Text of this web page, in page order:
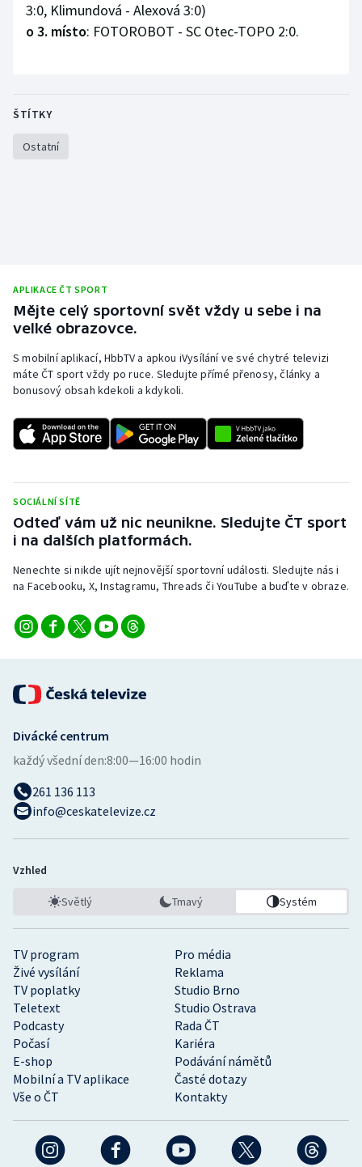
Short track
Ostatní
3:0, Klimundová - Alexová 3:0)
o 3. místo: FOTOROBOT - SC Otec-TOPO 2:0.
ŠTÍTKY
Ostatní
APLIKACE ČT SPORT
Mějte celý sportovní svět vždy u sebe i na
velké obrazovce.
S mobilní aplikací, HbbTV a apkou iVysílání ve své chytré televizi
máte ČT sport vždy po ruce. Sledujte přímé přenosy, články a
bonusový obsah kdekoli a kdykoli.
SOCIÁLNÍ SÍTĚ
Odteď vám už nic neunikne. Sledujte ČT sport
i na dalších platformách.
Nenechte si nikde ujít nejnovější sportovní události. Sledujte nás i
na Facebooku, X, Instagramu, Threads či YouTube a buďte v obraze.
TV program
Pro média
Živé vysílání
Reklama
TV poplatky
Studio Brno
Teletext
Studio Ostrava
Podcasty
Rada ČT
Počasí
Kariéra
E-shop
Podávání námětů
Mobilní a TV aplikace
Časté dotazy
Vše o ČT
Kontakty
Divácké centrum
každý všední den:8:00—16:00 hodin
261 136 113
info@ceskatelevize.cz
Vzhled
Světlý Tmavý Systém